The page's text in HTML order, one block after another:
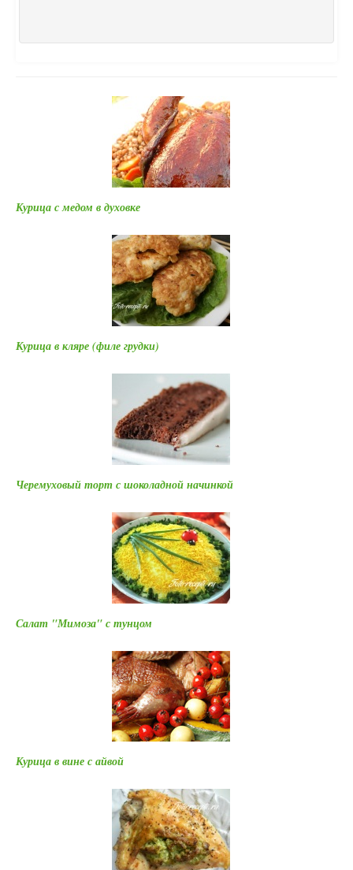
Курица с медом в духовке
Курица в кляре (филе грудки)
Черемуховый торт с шоколадной начинкой
Салат "Мимоза" с тунцом
Курица в вине с айвой